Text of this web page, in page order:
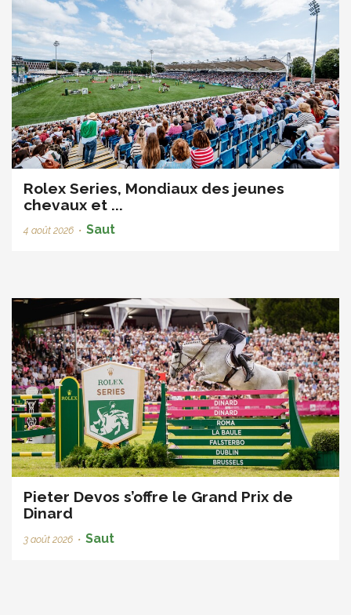
Rolex Series, Mondiaux des jeunes
chevaux et ...
4 août 2026 • Saut
Pieter Devos s’offre le Grand Prix de
Dinard
3 août 2026 • Saut